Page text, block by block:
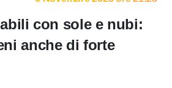
con sole e nubi:
anche di forte